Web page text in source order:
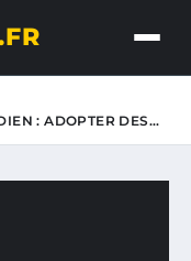
: ADOPTER DES…